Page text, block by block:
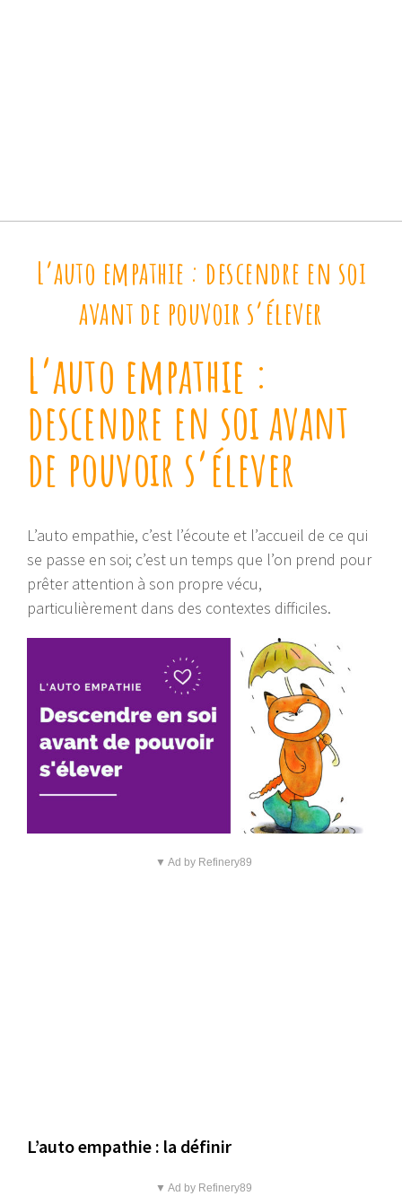
L’auto empathie : descendre en soi
avant de pouvoir s’élever
L’auto empathie :
descendre en soi avant
de pouvoir s’élever
L’auto empathie, c’est l’écoute et l’accueil de ce qui
se passe en soi; c’est un temps que l’on prend pour
prêter attention à son propre vécu,
particulièrement dans des contextes difficiles.
▼ Ad by Refinery89
L’auto empathie : la définir
▼ Ad by Refinery89